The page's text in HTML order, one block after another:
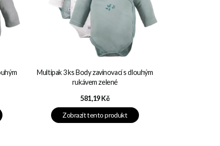
Multipak 3 ks Body zavinovací s dlouhým
rukávem zelené
Cena
581,19 Kč
Zobrazit tento produkt